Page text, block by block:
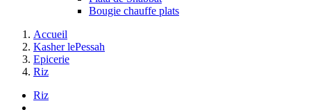
Bougie chauffe plats
Accueil
Kasher lePessah
Epicerie
Riz
Riz